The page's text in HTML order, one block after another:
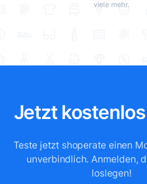
viele mehr.
Jetzt
Teste jetzt shoperate einen
unverbindlich. Anmelden,
loslegen!